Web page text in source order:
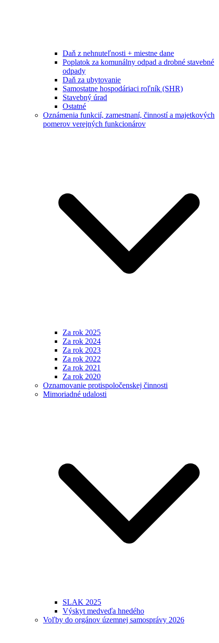
Daň z nehnuteľnosti + miestne dane
Poplatok za komunálny odpad a drobné stavebné
odpady
Daň za ubytovanie
Samostatne hospodáriaci roľník (SHR)
Stavebný úrad
Ostatné
Oznámenia funkcií, zamestnaní, činností a majetkových
pomerov verejných funkcionárov
Za rok 2025
Za rok 2024
Za rok 2023
Za rok 2022
Za rok 2021
Za rok 2020
Oznamovanie protispoločenskej činnosti
Mimoriadné udalosti
SLAK 2025
Výskyt medveďa hnedého
Voľby do orgánov územnej samosprávy 2026